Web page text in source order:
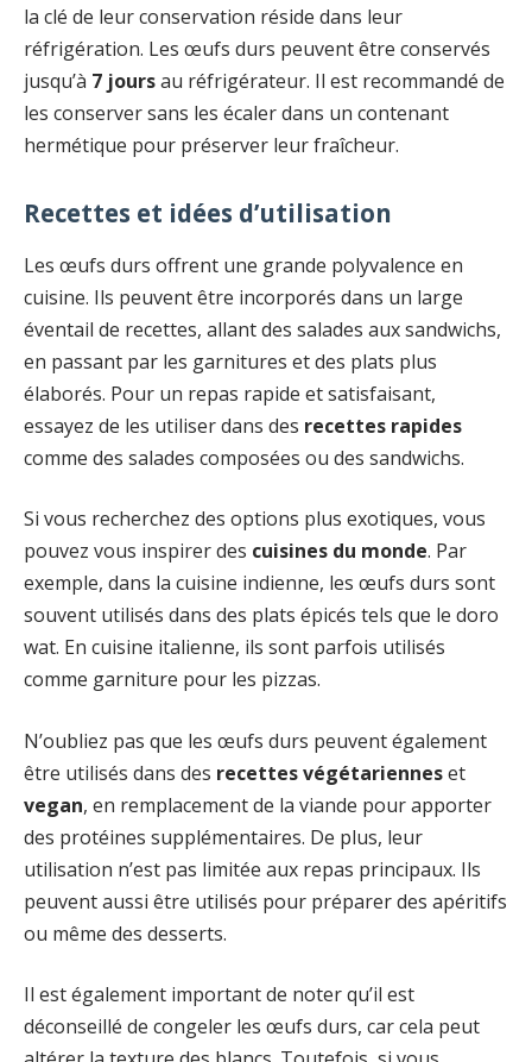
la clé de leur conservation réside dans leur
réfrigération. Les œufs durs peuvent être conservés
jusqu’à 7 joursau réfrigérateur. Il est recommandé de
les conserver sans les écaler dans un contenant
hermétique pour préserver leur fraîcheur.
Recettes et idées d’utilisation
Les œufs durs offrent une grande polyvalence en
cuisine. Ils peuvent être incorporés dans un large
éventail de recettes, allant des salades aux sandwichs,
en passant par les garnitures et des plats plus
élaborés. Pour un repas rapide et satisfaisant,
essayez de les utiliser dans des recettes rapides
comme des salades composées ou des sandwichs.
Si vous recherchez des options plus exotiques, vous
pouvez vous inspirer des cuisines du monde. Par
exemple, dans la cuisine indienne, les œufs durs sont
souvent utilisés dans des plats épicés tels que le doro
wat. En cuisine italienne, ils sont parfois utilisés
comme garniture pour les pizzas.
N’oubliez pas que les œufs durs peuvent également
être utilisés dans des recettes végétarienneset
vegan, en remplacement de la viande pour apporter
des protéines supplémentaires. De plus, leur
utilisation n’est pas limitée aux repas principaux. Ils
peuvent aussi être utilisés pour préparer des apéritifs
ou même des desserts.
Il est également important de noter qu’il est
déconseillé de congeler les œufs durs, car cela peut